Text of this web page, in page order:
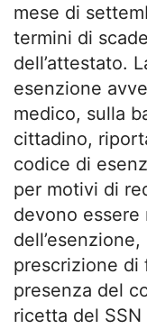
mese di
termini di
dell’attestato.
esenzione
medico, sulla
cittadino,
codice di
per motivi di
devono
prescrizione di
presenza del
ricetta del